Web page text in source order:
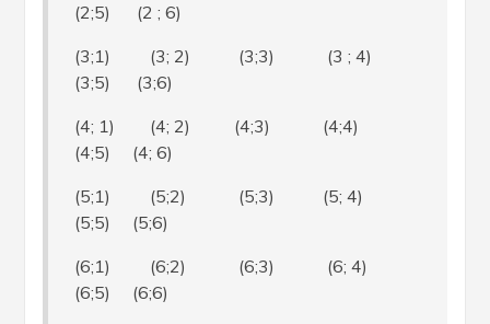
(2;5) (2 ; 6)
(3;1) (3; 2) (3;3) (3 ; 4)
(3;5) (3;6)
(4; 1) (4; 2) (4;3) (4;4)
(4;5) (4; 6)
(5;1) (5;2) (5;3) (5; 4)
(5;5) (5;6)
(6;1) (6;2) (6;3) (6; 4)
(6;5) (6;6)